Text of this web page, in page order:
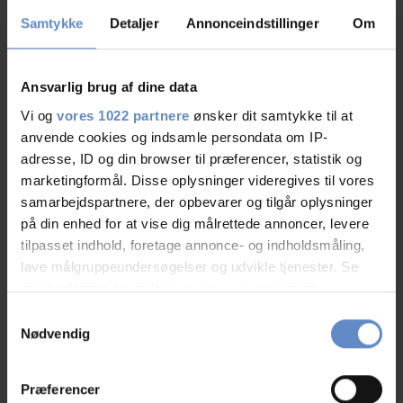
Samtykke Detaljer Annonceindstillinger Om
Ansvarlig brug af dine data
Vi og vores 1022 partnere ønsker dit samtykke til at
anvende cookies og indsamle persondata om IP-
adresse, ID og din browser til præferencer, statistik og
marketingformål. Disse oplysninger videregives til vores
samarbejdspartnere, der opbevarer og tilgår oplysninger
på din enhed for at vise dig målrettede annoncer, levere
tilpasset indhold, foretage annonce- og indholdsmåling,
lave målgruppeundersøgelser og udvikle tjenester. Se
mere information underindstillingerog i vores
tilbage eller ændre indstillinger fra vores
"Cookiedeklaration", eller ved at trykke på "Privacy
Nødvendig
Præferencer
Vandrerhjems faciliteter
Bagage opbevaring
Barnestol tilgængelig
Børnevenligt/familievenligt
Gratis parkering
Grill og grillplads